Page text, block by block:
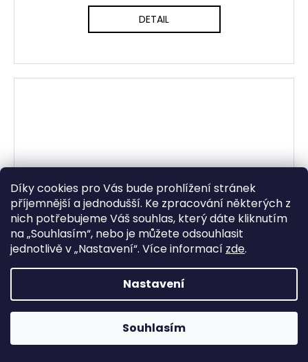
Díky cookies pro Vás bude prohlížení stránek
příjemnější a jednodušší. Ke zpracování některých z
nich potřebujeme Váš souhlas, který dáte kliknutím
na „Souhlasím“, nebo je můžete odsouhlasit
jednotlivě v „Nastavení“. Více informací zde.
Nastavení
Souhlasím
DETAIL